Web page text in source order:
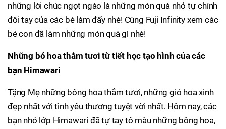
những lời chúc ngọt ngào là những món quà nhỏ tự chính
đôi tay của các bé làm đấy nhé! Cùng Fuji Infinity xem các
bé con đã làm những món quà gì nhé!
Những bó hoa thắm tươi từ tiết học tạo hình của các
bạn Himawari
Tặng Mẹ những bông hoa thắm tươi, những giỏ hoa xinh
đẹp nhất với tình yêu thương tuyệt vời nhất. Hôm nay, các
bạn nhỏ lớp Himawari đã tự tay tô màu những bông hoa,